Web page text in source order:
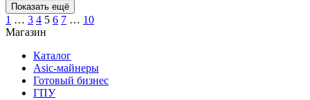
Показать ещё
1 … 3 4 5 6 7 … 10
Магазин
Каталог
Asic-майнеры
Готовый бизнес
ГПУ